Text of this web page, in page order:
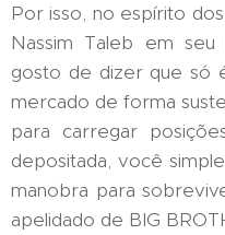
Por isso, no espírito
Nassim Taleb em
gosto de dizer que só
mercado de forma
para carregar
depositada, você
manobra para
apelidado de BIG